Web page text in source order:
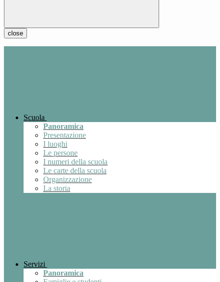
close
Scuola
Panoramica
Presentazione
I luoghi
Le persone
I numeri della scuola
Le carte della scuola
Organizzazione
La storia
Servizi
Panoramica